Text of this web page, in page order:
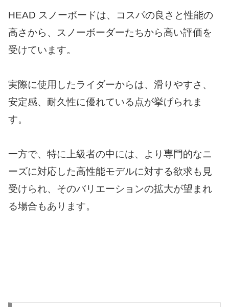
HEAD スノーボードは、コスパの良さと性能の
高さから、スノーボーダーたちから高い評価を
受けています。
実際に使用したライダーからは、滑りやすさ、
安定感、耐久性に優れている点が挙げられま
す。
一方で、特に上級者の中には、より専門的なニ
ーズに対応した高性能モデルに対する欲求も見
受けられ、そのバリエーションの拡大が望まれ
る場合もあります。